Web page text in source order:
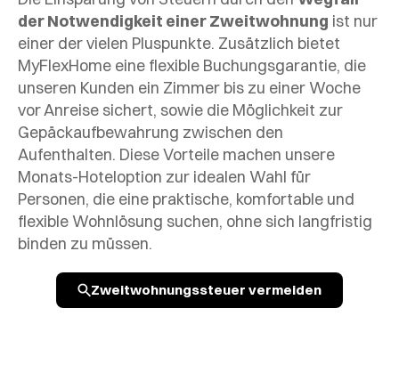
der Notwendigkeit einer Zweitwohnung ist nur
einer der vielen Pluspunkte. Zusätzlich bietet
MyFlexHome eine flexible Buchungsgarantie, die
unseren Kunden ein Zimmer bis zu einer Woche
vor Anreise sichert, sowie die Möglichkeit zur
Gepäckaufbewahrung zwischen den
Aufenthalten. Diese Vorteile machen unsere
Monats-Hoteloption zur idealen Wahl für
Personen, die eine praktische, komfortable und
flexible Wohnlösung suchen, ohne sich langfristig
binden zu müssen.
Zweitwohnungssteuer vermeiden